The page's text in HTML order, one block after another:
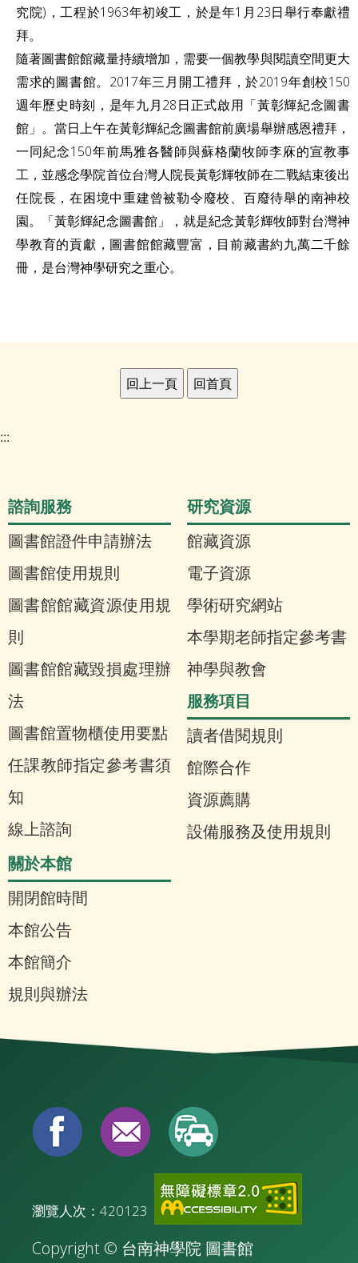
究院)，工程於1963年初竣工，於是年1月23日舉行奉獻禮
拜。
隨著圖書館館藏量持續增加，需要一個教學與閱讀空間更大
需求的圖書館。2017年三月開工禮拜，於2019年創校150
週年歷史時刻，是年九月28日正式啟用「黃彰輝紀念圖書
館」。當日上午在黃彰輝紀念圖書館前廣場舉辦感恩禮拜，
一同紀念150年前馬雅各醫師與蘇格蘭牧師李庥的宣教事
工，並感念學院首位台灣人院長黃彰輝牧師在二戰結束後出
任院長，在困境中重建曾被勒令廢校、百廢待舉的南神校
園。
「黃彰輝紀念圖書館」，就是紀念黃彰輝牧師對台灣神
學教育的貢獻，圖書館館藏豐富，目前藏書約九萬二千餘
冊，是台灣神學研究之重心。
:::
諮詢服務
圖書館證件申請辦法
圖書館使用規則
圖書館館藏資源使用規
則
圖書館館藏毀損處理辦
法
圖書館置物櫃使用要點
任課教師指定參考書須
知
線上諮詢
研究資源
館藏資源
電子資源
學術研究網站
本學期老師指定參考書
神學與教會
服務項目
讀者借閱規則
館際合作
資源薦購
設備服務及使用規則
關於本館
開閉館時間
本館公告
本館簡介
規則與辦法
瀏覽人次：420123
Copyright © 台南神學院 圖書館